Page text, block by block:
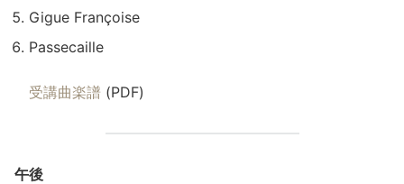
Gigue Françoise
Passecaille
受講曲楽譜 (PDF)
午後